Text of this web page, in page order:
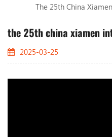
The 25th China
the 25th china xiamen
2025-03-25